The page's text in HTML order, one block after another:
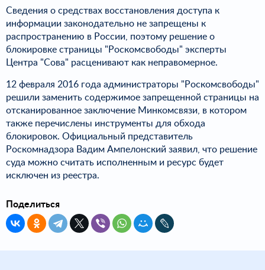
Сведения о средствах восстановления доступа к
информации законодательно не запрещены к
распространению в России, поэтому решение о
блокировке страницы "Роскомсвободы" эксперты
Центра "Сова" расценивают как неправомерное.
12 февраля 2016 года администраторы "Роскомсвободы"
решили заменить содержимое запрещенной страницы на
отсканированное заключение Минкомсвязи, в котором
также перечислены инструменты для обхода
блокировок. Официальный представитель
Роскомнадзора Вадим Ампелонский заявил, что решение
суда можно считать исполненным и ресурс будет
исключен из реестра.
Поделиться